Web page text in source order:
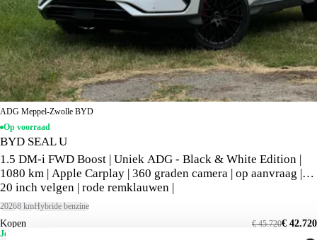
ADG Meppel-Zwolle BYD
Op voorraad
BYD SEAL U
1.5 DM-i FWD Boost | Uniek ADG - Black & White Edition |
1080 km | Apple Carplay | 360 graden camera | op aanvraag |
20 inch velgen | rode remklauwen |
20268 kmHybride benzine
Kopen € 42.720
€ 45.720
Je voordeel is € 3.000